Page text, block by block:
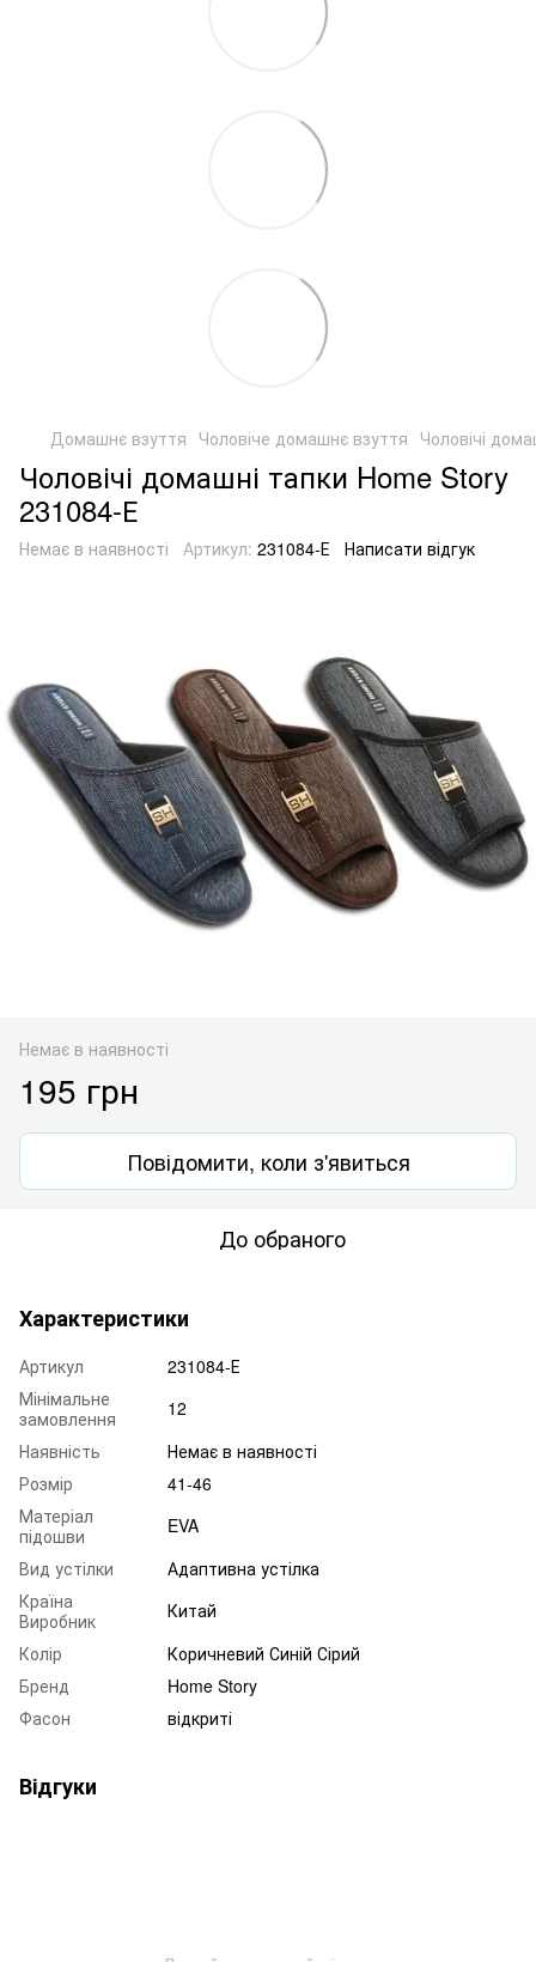
Домашнє взуття Чоловіче домашнє взуття Чоловічі
Чоловічі домашні тапки Home Story
231084-Е
Немає в наявності Артикул: 231084-Е Написати відгук
Немає в наявності
195 грн
Повідомити, коли з'явиться
До обраного
Характеристики
Артикул
231084-Е
Мінімальне
замовлення
12
Наявність
Немає в наявності
Розмір
41-46
Матеріал
підошви
EVA
Вид устілки
Адаптивна устілка
Країна
Виробник
Китай
Колір
Коричневий Синій Сірий
Бренд
Home Story
Фасон
відкриті
Відгуки